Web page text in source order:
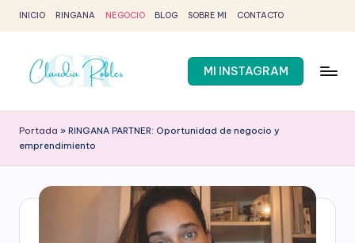
Saltar
contenido
INICIO RINGANA NEGOCIO BLOG SOBRE MI CONTACTO
l
a
-
MI INSTAGRAM
Portada » RINGANA PARTNER: Oportunidad de negocio y
emprendimiento